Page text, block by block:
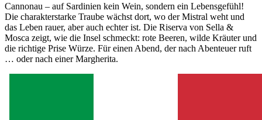
Cannonau – auf Sardinien kein Wein, sondern ein Lebensgefühl!
Die charakterstarke Traube wächst dort, wo der Mistral weht und
das Leben rauer, aber auch echter ist. Die Riserva von Sella &
Mosca zeigt, wie die Insel schmeckt: rote Beeren, wilde Kräuter und
die richtige Prise Würze. Für einen Abend, der nach Abenteuer ruft
… oder nach einer Margherita.